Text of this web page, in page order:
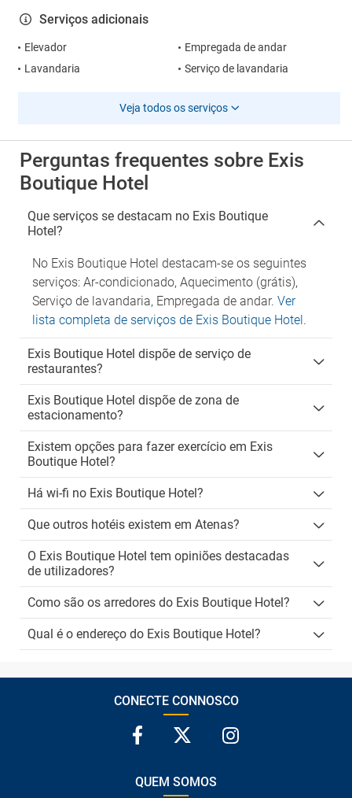
Serviços adicionais
Elevador
Empregada de andar
Lavandaria
Serviço de lavandaria
Veja todos os serviços
Perguntas frequentes sobre Exis
Boutique Hotel
Que serviços se destacam no Exis Boutique
Hotel?
No Exis Boutique Hotel destacam-se os seguintes
serviços: Ar-condicionado, Aquecimento (grátis),
Serviço de lavandaria, Empregada de andar. Ver
lista completa de serviços de Exis Boutique Hotel.
Exis Boutique Hotel dispõe de serviço de
restaurantes?
Exis Boutique Hotel dispõe de zona de
estacionamento?
Existem opções para fazer exercício em Exis
Boutique Hotel?
Há wi-fi no Exis Boutique Hotel?
Que outros hotéis existem em Atenas?
O Exis Boutique Hotel tem opiniões destacadas
de utilizadores?
Como são os arredores do Exis Boutique Hotel?
Qual é o endereço do Exis Boutique Hotel?
CONECTE CONNOSCO
QUEM SOMOS